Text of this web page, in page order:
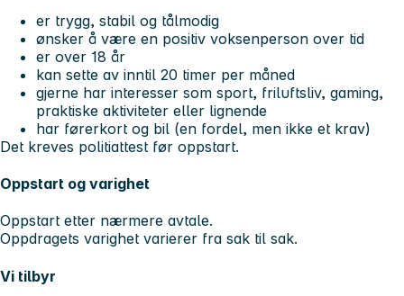
er trygg, stabil og tålmodig
ønsker å være en positiv voksenperson over tid
er over 18 år
kan sette av inntil 20 timer per måned
gjerne har interesser som sport, friluftsliv, gaming,
praktiske aktiviteter eller lignende
har førerkort og bil (en fordel, men ikke et krav)
Det kreves politiattest før oppstart.
Oppstart og varighet
Oppstart etter nærmere avtale.
Oppdragets varighet varierer fra sak til sak.
Vi tilbyr